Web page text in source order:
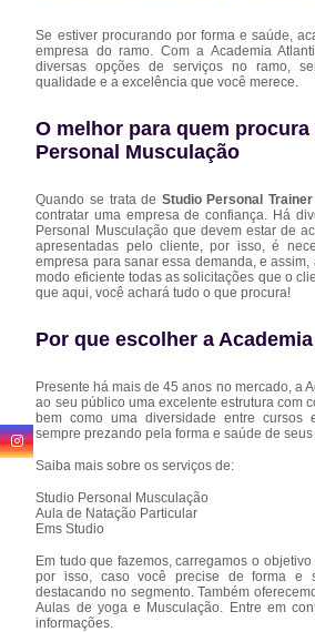
Se estiver procurando por forma e saúde,
empresa do ramo. Com a Academia
diversas opções de serviços no ramo,
qualidade e a excelência que você merece.
O melhor para quem
Personal Musculação
Quando se trata de Studio Personal
contratar uma empresa de confiança. Há
Personal Musculação que devem estar de
apresentadas pelo cliente, por isso, é
empresa para sanar essa demanda, e
modo eficiente todas as solicitações que o
que aqui, você achará tudo o que procura!
Por que escolher a
Presente há mais de 45 anos no mercado, a
ao seu público uma excelente estrutura com
bem como uma diversidade entre cursos
sempre prezando pela forma e saúde de seus
Saiba mais sobre os serviços de:
Studio Personal Musculação
Aula de Natação Particular
Ems Studio
Em tudo que fazemos, carregamos o
por isso, caso você precise de forma e
destacando no segmento. Também
Aulas de yoga e Musculação. Entre em
informações.